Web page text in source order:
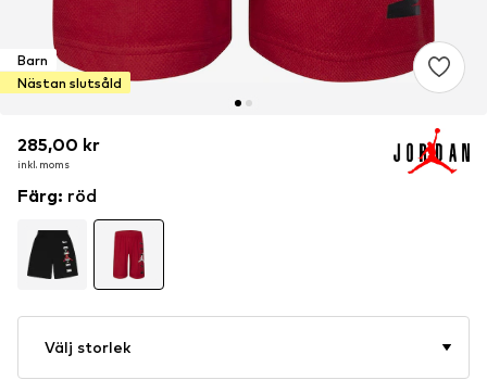
Barn
Nästan slutsåld
285,00 kr
inkl. moms
285,00 kr
inkl. moms
Färg: röd
Välj storlek